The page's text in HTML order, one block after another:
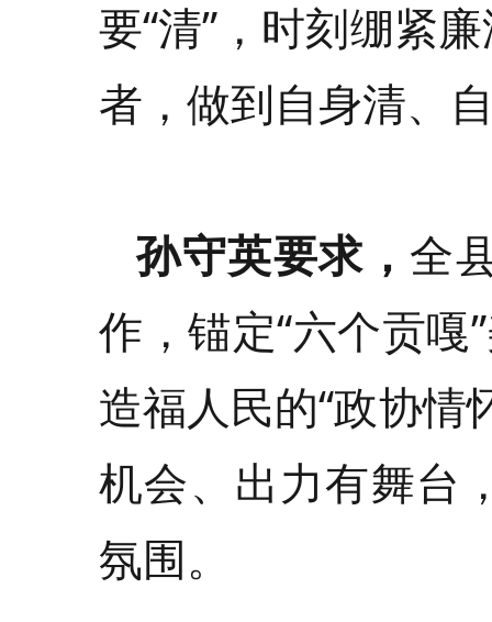
要“清”，时刻绷紧
者，做到自身清、
孙守英要求， 全
作，锚定“六个贡嘎
造福人民的“政协情
机会、出力有舞台
氛围。